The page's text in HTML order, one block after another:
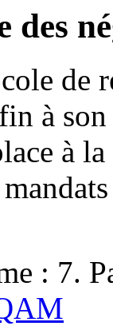
des
de
à
à
: 7.